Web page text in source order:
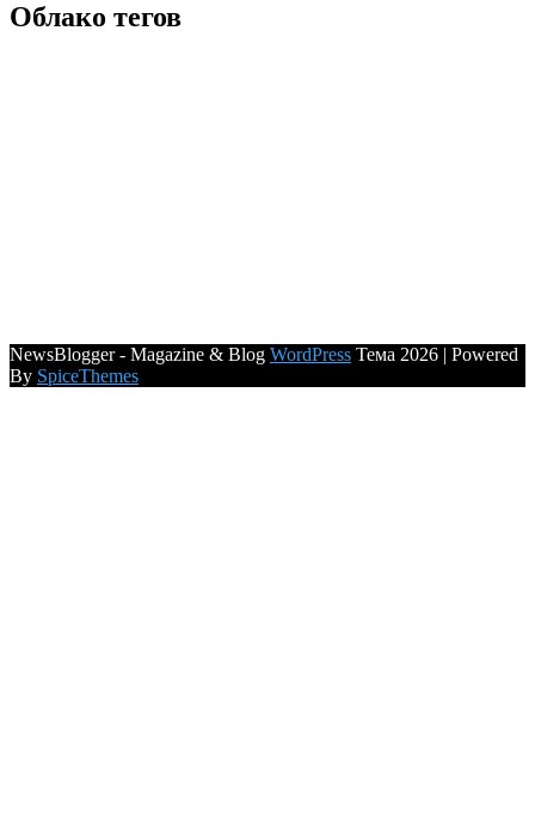
Облако тегов
NewsBlogger - Magazine & Blog WordPress Тема 2026 | Powered
By SpiceThemes